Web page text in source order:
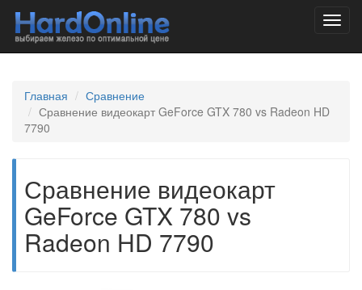
Главная
Сравнение
Сравнение видеокарт GeForce GTX 780 vs Radeon HD
7790
Сравнение видеокарт
GeForce GTX 780 vs
Radeon HD 7790